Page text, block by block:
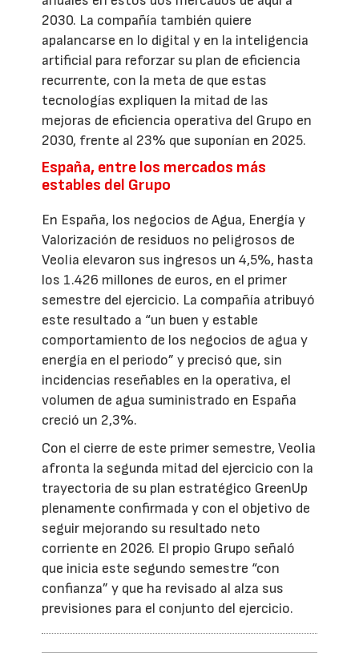
2030. La compañía también quiere
apalancarse en lo digital y en la inteligencia
artificial para reforzar su plan de eficiencia
recurrente, con la meta de que estas
tecnologías expliquen la mitad de las
mejoras de eficiencia operativa del Grupo en
2030, frente al 23% que suponían en 2025.
España, entre los mercados más
estables del Grupo
En España, los negocios de Agua, Energía y
Valorización de residuos no peligrosos de
Veolia elevaron sus ingresos un 4,5%, hasta
los 1.426 millones de euros, en el primer
semestre del ejercicio. La compañía atribuyó
este resultado a “un buen y estable
comportamiento de los negocios de agua y
energía en el periodo” y precisó que, sin
incidencias reseñables en la operativa, el
volumen de agua suministrado en España
creció un 2,3%.
Con el cierre de este primer semestre, Veolia
afronta la segunda mitad del ejercicio con la
trayectoria de su plan estratégico GreenUp
plenamente confirmada y con el objetivo de
seguir mejorando su resultado neto
corriente en 2026. El propio Grupo señaló
que inicia este segundo semestre “con
confianza” y que ha revisado al alza sus
previsiones para el conjunto del ejercicio.